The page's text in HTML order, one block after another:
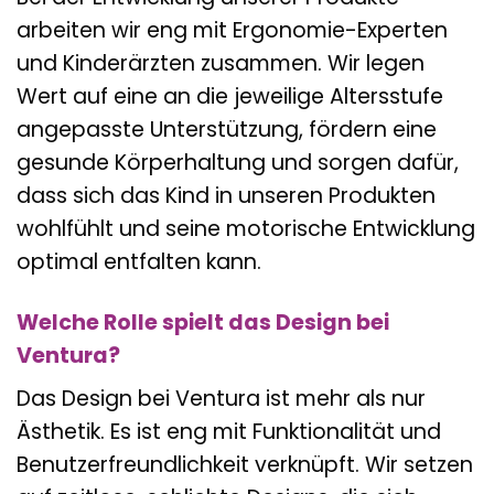
arbeiten wir eng mit Ergonomie-Experten
und Kinderärzten zusammen. Wir legen
Wert auf eine an die jeweilige Altersstufe
angepasste Unterstützung, fördern eine
gesunde Körperhaltung und sorgen dafür,
dass sich das Kind in unseren Produkten
wohlfühlt und seine motorische Entwicklung
optimal entfalten kann.
Welche Rolle spielt das Design bei
Ventura?
Das Design bei Ventura ist mehr als nur
Ästhetik. Es ist eng mit Funktionalität und
Benutzerfreundlichkeit verknüpft. Wir setzen